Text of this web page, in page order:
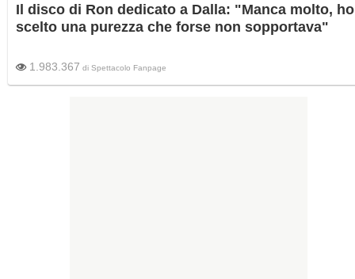
Il disco di Ron dedicato a Dalla: "Manca molto, ho
scelto una purezza che forse non sopportava"
1.983.367 di Spettacolo Fanpage